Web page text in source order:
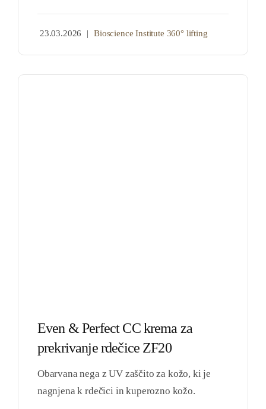
23.03.2026 | Bioscience Institute 360° lifting
Even & Perfect CC krema za
prekrivanje rdečice ZF20
Obarvana nega z UV zaščito za kožo, ki je
nagnjena k rdečici in kuperozno kožo.